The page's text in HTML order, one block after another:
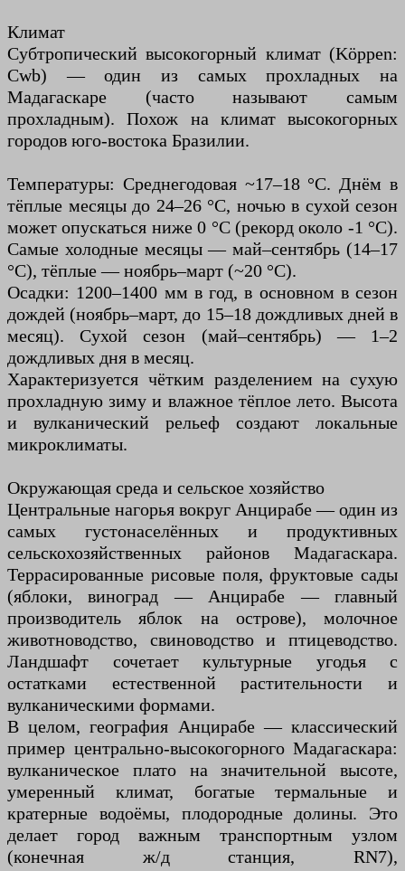
Климат
Субтропический высокогорный климат (Köppen:
Cwb) — один из самых прохладных на
Мадагаскаре (часто называют самым
прохладным). Похож на климат высокогорных
городов юго-востока Бразилии.
Температуры: Среднегодовая ~17–18 °C. Днём в
тёплые месяцы до 24–26 °C, ночью в сухой сезон
может опускаться ниже 0 °C (рекорд около -1 °C).
Самые холодные месяцы — май–сентябрь (14–17
°C), тёплые — ноябрь–март (~20 °C).
Осадки: 1200–1400 мм в год, в основном в сезон
дождей (ноябрь–март, до 15–18 дождливых дней в
месяц). Сухой сезон (май–сентябрь) — 1–2
дождливых дня в месяц.
Характеризуется чётким разделением на сухую
прохладную зиму и влажное тёплое лето. Высота
и вулканический рельеф создают локальные
микроклиматы.
Окружающая среда и сельское хозяйство
Центральные нагорья вокруг Анцирабе — один из
самых густонаселённых и продуктивных
сельскохозяйственных районов Мадагаскара.
Террасированные рисовые поля, фруктовые сады
(яблоки, виноград — Анцирабе — главный
производитель яблок на острове), молочное
животноводство, свиноводство и птицеводство.
Ландшафт сочетает культурные угодья с
остатками естественной растительности и
вулканическими формами.
В целом, география Анцирабе — классический
пример центрально-высокогорного Мадагаскара:
вулканическое плато на значительной высоте,
умеренный климат, богатые термальные и
кратерные водоёмы, плодородные долины. Это
делает город важным транспортным узлом
(конечная ж/д станция, RN7),